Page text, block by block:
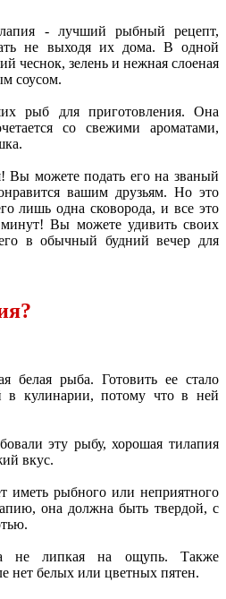
- лучший рыбный рецепт,
не выходя их дома. В одной
чеснок, зелень и нежная слоеная
соусом.
рыб для приготовления. Она
со свежими ароматами,
Вы можете подать его на званый
вашим друзьям. Но это
лишь одна сковорода, и все это
минут! Вы можете удивить своих
в обычный будний вечер для
белая рыба. Готовить ее стало
в кулинарии, потому что в ней
эту рыбу, хорошая тилапия
вкус.
иметь рыбного или неприятного
она должна быть твердой, с
не липкая на ощупь. Также
нет белых или цветных пятен.